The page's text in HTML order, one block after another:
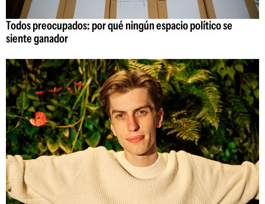
Todos preocupados: por qué ningún espacio político se
siente ganador